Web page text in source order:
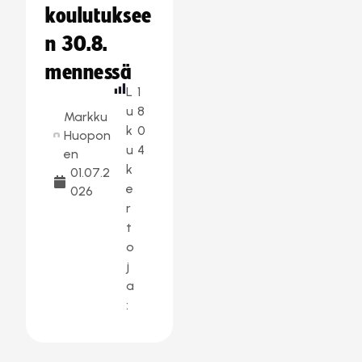
koulutuksee
n 30.8.
mennessä
Markku
Huopon
en
01.07.2
026
L
u
k
u
k
e
r
t
o
j
a
:
1
8
0
4